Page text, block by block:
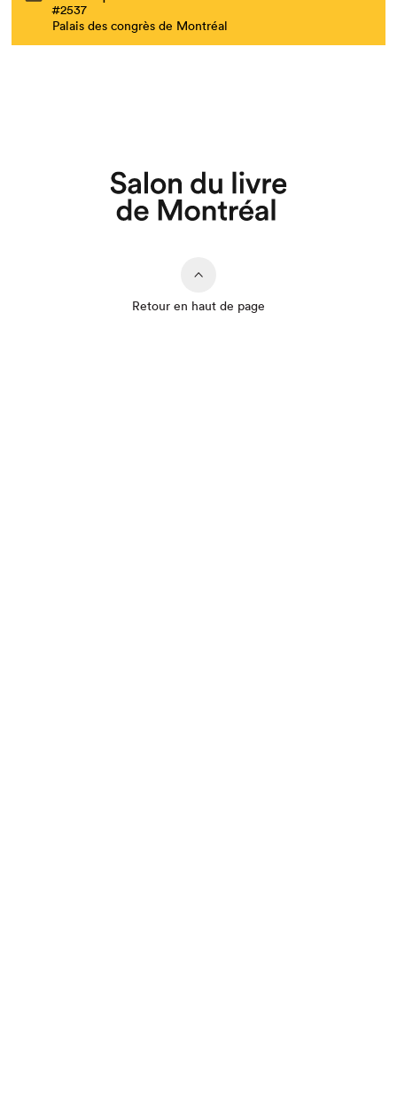
#2537
Palais des congrès de Montréal
Retour en haut de page